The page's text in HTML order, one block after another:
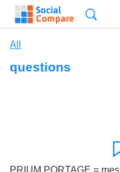
All
questions
PRIUM PORTAGE =